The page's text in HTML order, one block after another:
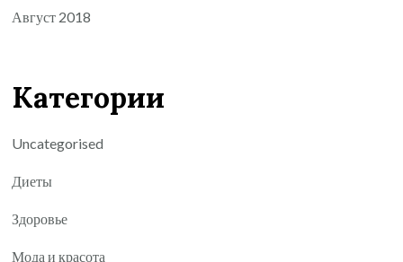
Август 2018
Категории
Uncategorised
Диеты
Здоровье
Мода и красота